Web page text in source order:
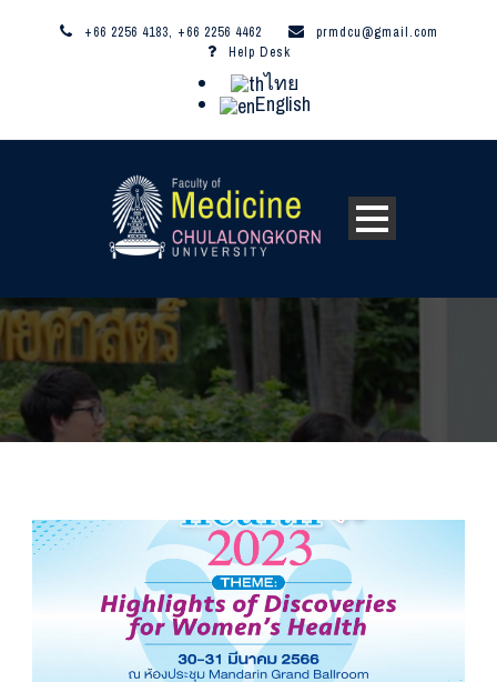
+66 2256 4183, +66 2256 4462
prmdcu@gmail.com
Help Desk
ไทย
English